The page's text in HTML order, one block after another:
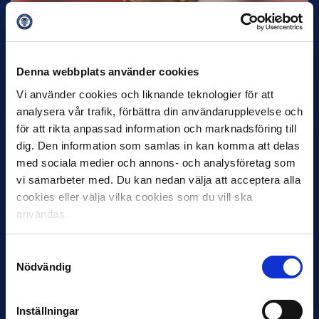
Denna webbplats använder cookies
Vi använder cookies och liknande teknologier för att
analysera vår trafik, förbättra din användarupplevelse och
för att rikta anpassad information och marknadsföring till
dig. Den information som samlas in kan komma att delas
med sociala medier och annons- och analysföretag som
vi samarbeter med. Du kan nedan välja att acceptera alla
cookies eller välja vilka cookies som du vill ska
användas.
Nödvändig
Inställningar
Helstrup ny tränare i Malmö FF
Inleder mot…
Favorit i repris för Sirius i maj